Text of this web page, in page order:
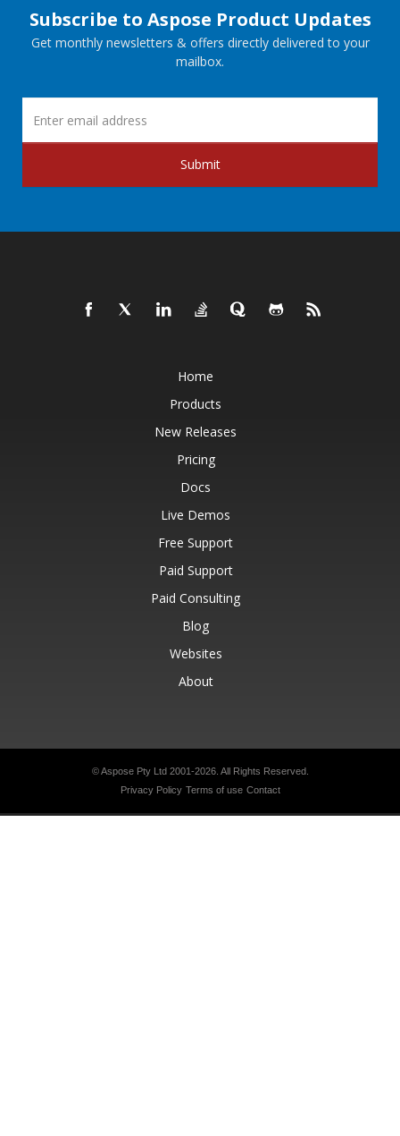
Subscribe to Aspose Product Updates
Get monthly newsletters & offers directly delivered to your
mailbox.
Submit
Home
Products
New Releases
Pricing
Docs
Live Demos
Free Support
Paid Support
Paid Consulting
Blog
Websites
About
© Aspose Pty Ltd 2001-2026. All Rights Reserved.
Privacy Policy Terms of use Contact